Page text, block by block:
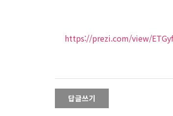
https://prezi.com/view/
답글쓰기